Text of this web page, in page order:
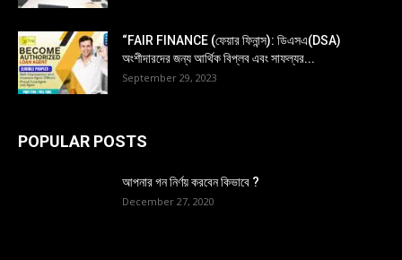
“FAIR FINANCE (ফেয়ার ফিনান্স): ডিএসএ(DSA)
অংশীদারদের জন্য আর্থিক বিপ্লব এবং সাফল্যর...
September 29, 2023
POPULAR POSTS
আপনার গন নির্ণয় করবেন কিভাবে ?
December 27, 2020